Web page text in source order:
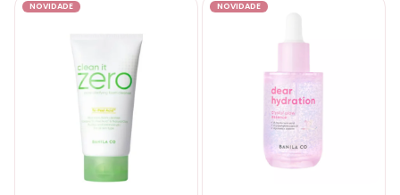
NOVIDADE NOVIDADE